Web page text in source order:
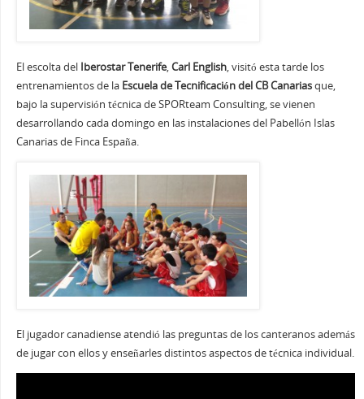
El escolta del Iberostar Tenerife,Carl English, visitó esta tarde los
entrenamientos de la Escuela de Tecnificación del CB Canariasque,
bajo la supervisión técnica de SPORteam Consulting, se vienen
desarrollando cada domingo en las instalaciones del Pabellón Islas
Canarias de Finca España.
El jugador canadiense atendió las preguntas de los canteranos además
de jugar con ellos y enseñarles distintos aspectos de técnica individual.